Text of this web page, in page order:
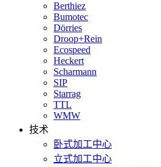
Berthiez
Bumotec
Dörries
Droop+Rein
Ecospeed
Heckert
Scharmann
SIP
Starrag
TTL
WMW
技术
卧式加工中心
立式加工中心